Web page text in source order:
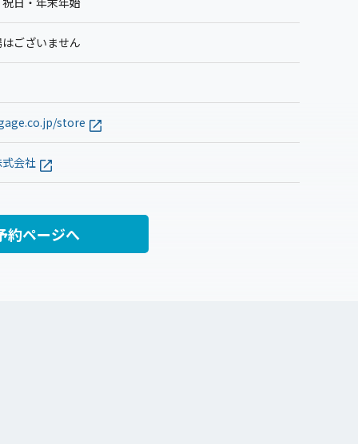
ございません
store
会社
約ページへ